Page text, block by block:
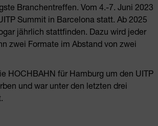
Branchentreffen. Vom 4.-7. Juni 2023
Summit in Barcelona statt. Ab 2025
jährlich stattfinden. Dazu wird jeder
zwei Formate im Abstand von zwei
HOCHBAHN für Hamburg um den UITP
und war unter den letzten drei